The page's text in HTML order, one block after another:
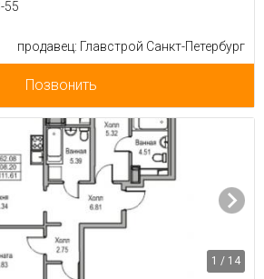
55
продавец: Главстрой Санкт-Петербург
Позвонить
1 / 14